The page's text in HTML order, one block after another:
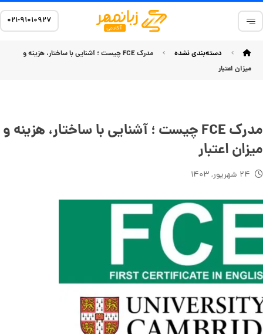
۰۲۱-۹۱۰۱۰۹۲۷
دسته‌بندی نشده
مدرک FCE چیست ؛ آشنایی با ساختار، هزینه و
میزان اعتبار
مدرک FCE چیست ؛ آشنایی با ساختار، هزینه و
میزان اعتبار
۲۴ شهریور, ۱۴۰۳